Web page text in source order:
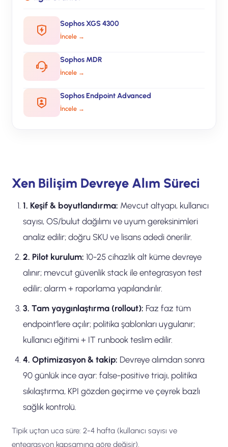
Sophos XGS 4300
İncele →
Sophos MDR
İncele →
Sophos Endpoint Advanced
İncele →
Xen Bilişim Devreye Alım Süreci
1. Keşif & boyutlandırma: Mevcut altyapı, kullanıcı
sayısı, OS/bulut dağılımı ve uyum gereksinimleri
analiz edilir; doğru SKU ve lisans adedi önerilir.
2. Pilot kurulum: 10-25 cihazlık alt küme devreye
alınır; mevcut güvenlik stack ile entegrasyon test
edilir; alarm + raporlama yapılandırılır.
3. Tam yaygınlaştırma (rollout): Faz faz tüm
endpoint'lere açılır; politika şablonları uygulanır;
kullanıcı eğitimi + IT runbook teslim edilir.
4. Optimizasyon & takip: Devreye alımdan sonra
90 günlük ince ayar: false-positive triajı, politika
sıkılaştırma, KPI gözden geçirme ve çeyrek bazlı
sağlık kontrolü.
Tipik uçtan uca süre: 2-4 hafta (kullanıcı sayısı ve
entegrasyon kapsamına göre değişir).